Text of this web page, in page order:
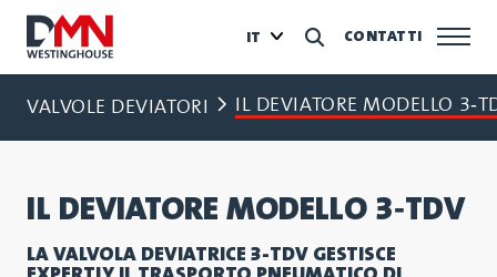
CONTATTI
IT
VALVOLE DEVIATORI IL DEVIATORE MODELLO
IL DEVIATORE MODELLO 3‑TDV
LA VALVOLA DEVIATRICE 3-TDV GESTISCE